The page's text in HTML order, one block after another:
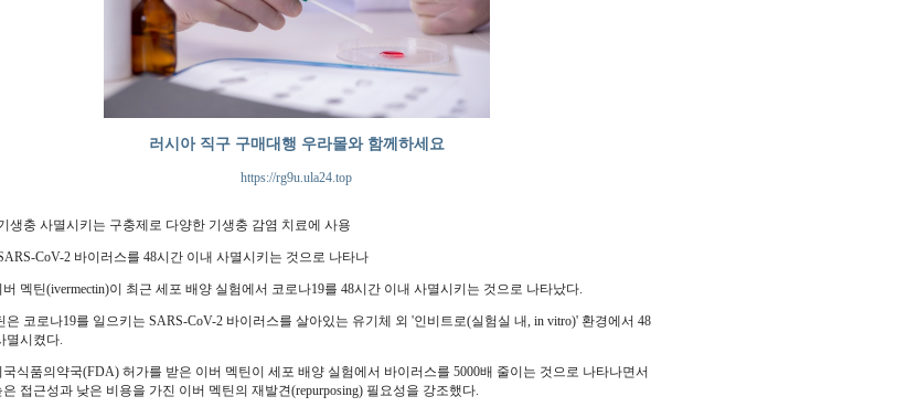
러시아 직구 구매대행 우라몰와 함께하세요
https://rg9u.ula24.top
생충 사멸시키는 구충제로 다양한 기생충 감염 치료에 사용
CoV-2 바이러스를 48시간 이내 사멸시키는 것으로 나타나
멕틴(ivermectin)이 최근 세포 배양 실험에서 코로나19를 48시간 이내 사멸시키는 것으로 나타났다.
은 코로나19를 일으키는 SARS-CoV-2 바이러스를 살아있는 유기체 외 '인비트로(실험실 내, in vitro)' 환경에서 48
멸시켰다.
국식품의약국(FDA) 허가를 받은 이버 멕틴이 세포 배양 실험에서 바이러스를 5000배 줄이는 것으로 나타나면서
접근성과 낮은 비용을 가진 이버 멕틴의 재발견(repurposing) 필요성을 강조했다.